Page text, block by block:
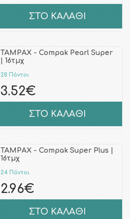
ΣΤΟ ΚΑΛΑΘΙ
TAMPAX - Compak Pearl Super
| 16τμχ
28 Πόντοι
3.52€
ΣΤΟ ΚΑΛΑΘΙ
TAMPAX - Compak Super Plus |
16τμχ
24 Πόντοι
2.96€
ΣΤΟ ΚΑΛΑΘΙ